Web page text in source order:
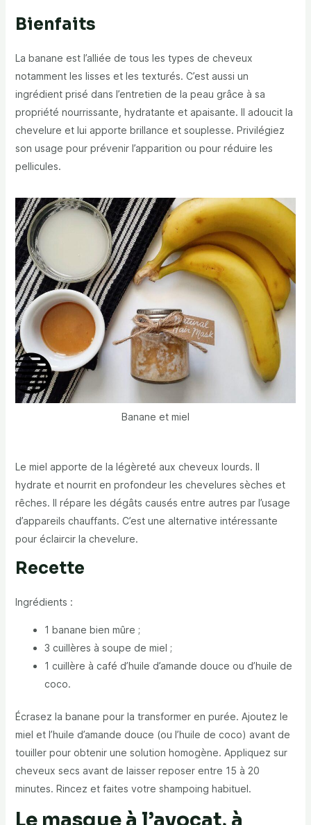
Bienfaits
La banane est l’alliée de tous les types de cheveux
notamment les lisses et les texturés. C’est aussi un
ingrédient prisé dans l’entretien de la peau grâce à sa
propriété nourrissante, hydratante et apaisante. Il adoucit la
chevelure et lui apporte brillance et souplesse. Privilégiez
son usage pour prévenir l’apparition ou pour réduire les
pellicules.
Banane et miel
Le miel apporte de la légèreté aux cheveux lourds. Il
hydrate et nourrit en profondeur les chevelures sèches et
rêches. Il répare les dégâts causés entre autres par l’usage
d’appareils chauffants. C’est une alternative intéressante
pour éclaircir la chevelure.
Recette
Ingrédients :
1 banane bien mûre ;
3 cuillères à soupe de miel ;
1 cuillère à café d’huile d’amande douce ou d’huile de
coco.
Écrasez la banane pour la transformer en purée. Ajoutez le
miel et l’huile d’amande douce (ou l’huile de coco) avant de
touiller pour obtenir une solution homogène. Appliquez sur
cheveux secs avant de laisser reposer entre 15 à 20
minutes. Rincez et faites votre shampoing habituel.
Le masque à l’avocat, à